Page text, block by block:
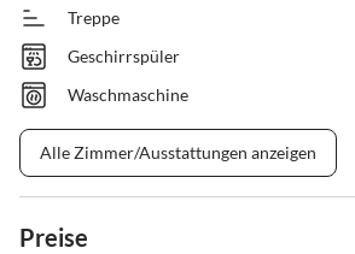
Treppe
Geschirrspüler
Waschmaschine
Alle Zimmer/Ausstattungen anzeigen
Preise